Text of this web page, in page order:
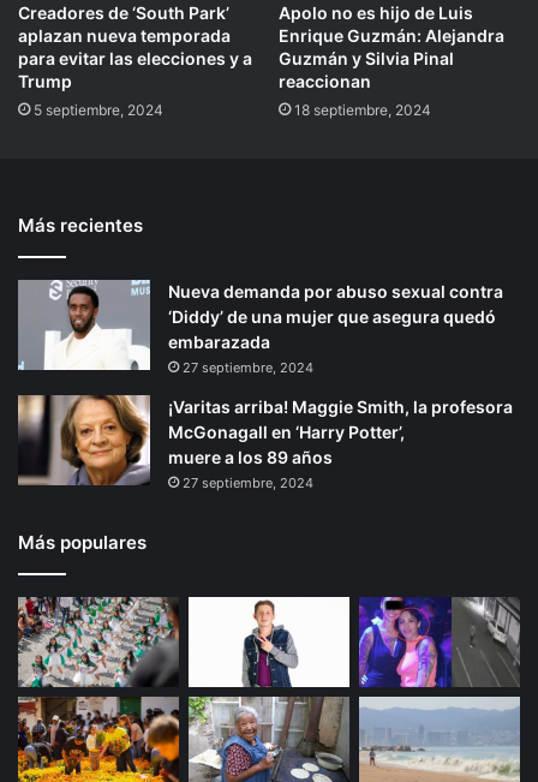
Creadores de ‘South Park’
aplazan nueva temporada
para evitar las elecciones y a
Trump
5 septiembre, 2024
Apolo no es hijo de Luis
Enrique Guzmán: Alejandra
Guzmán y Silvia Pinal
reaccionan
18 septiembre, 2024
Más recientes
Nueva demanda por abuso sexual contra
‘Diddy’ de una mujer que asegura quedó
embarazada
27 septiembre, 2024
¡Varitas arriba! Maggie Smith, la profesora
McGonagall en ‘Harry Potter’,
muere a los 89 años
27 septiembre, 2024
Más populares